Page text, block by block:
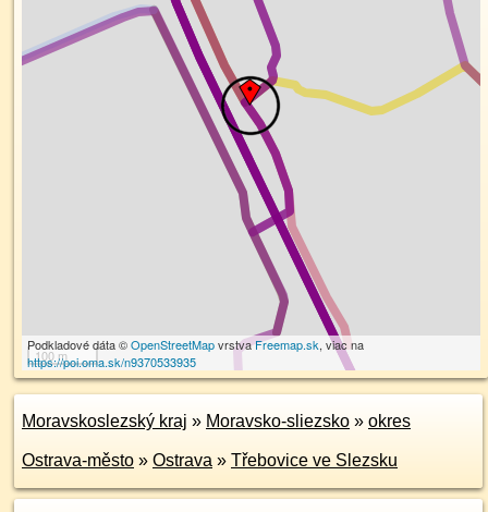
100 m
Podkladové dáta ©OpenStreetMapvrstvaFreemap.sk, viac na
https://poi.oma.sk/n9370533935
Moravskoslezský kraj » Moravsko-sliezsko » okres
Ostrava-město » Ostrava » Třebovice ve Slezsku